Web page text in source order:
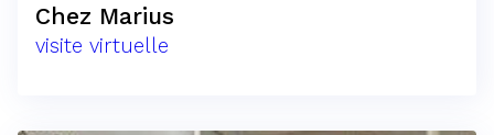
Chez Marius
visite virtuelle